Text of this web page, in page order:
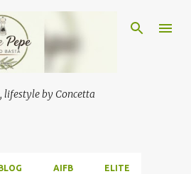
contenuti principali
lifestyle by Concetta
AIFB ELITE